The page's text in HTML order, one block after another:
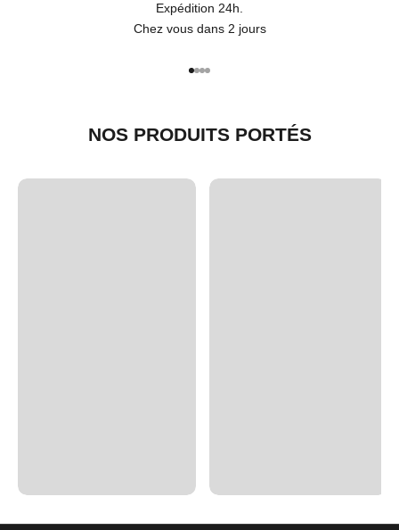
Expédition 24h.
Chez vous dans 2 jours
Aller à l'élément 1
Aller à l'élément 2
Aller à l'élément 3
Aller à l'élément 4
NOS PRODUITS PORTÉS